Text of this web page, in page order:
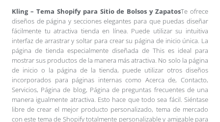
Kling – Tema Shopify para Sitio de Bolsos y ZapatosTe ofrece
diseños de página y secciones elegantes para que puedas diseñar
fácilmente tu atractiva tienda en línea. Puede utilizar su intuitiva
interfaz de arrastrar y soltar para crear su página de inicio única. La
página de tienda especialmente diseñada de This es ideal para
mostrar sus productos de la manera más atractiva. No solo la página
de inicio o la página de la tienda, puede utilizar otros diseños
incorporados para páginas internas como Acerca de, Contacto,
Servicios, Página de blog, Página de preguntas frecuentes de una
manera igualmente atractiva. Esto hace que todo sea fácil. Siéntase
libre de crear el mejor producto personalizado, tema de mercado
con este tema de Shopify totalmente personalizable y amigable para